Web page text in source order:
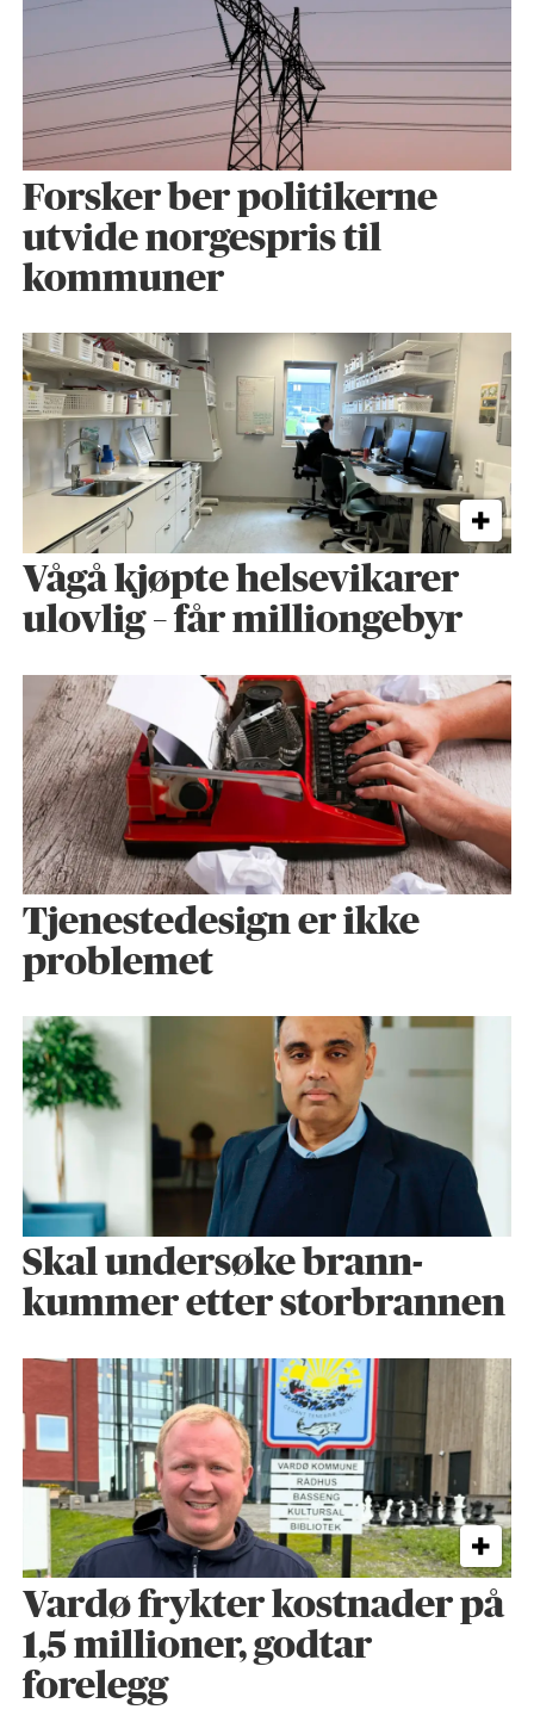
Forsker ber politikerne
utvide norgespris til
kommuner
Vågå kjøpte helse­vikarer
ulovlig – får milliongebyr
Tjenestedesign er ikke
problemet
Skal undersøke brann­
kummer etter storbrannen
Vardø frykter kostnader på
1,5 millioner, godtar
forelegg